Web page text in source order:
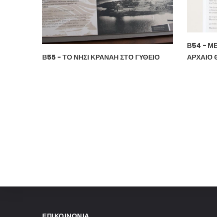
Β54 -
ΑΡΧΑΊΟ
Β55 - ΤΟ ΝΗΣΊ ΚΡΑΝΆΗ ΣΤΟ ΓΎΘΕΙΟ